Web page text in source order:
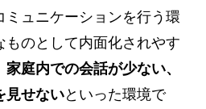
ミュニケーションを行う環
ものとして内面化されやす
家庭内での会話が少ない、
見せないといった環境で